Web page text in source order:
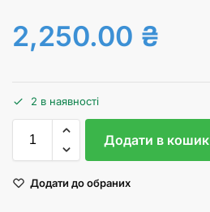
2,250.00 ₴
2 в наявності
Додати в кошик
Додати до обраних